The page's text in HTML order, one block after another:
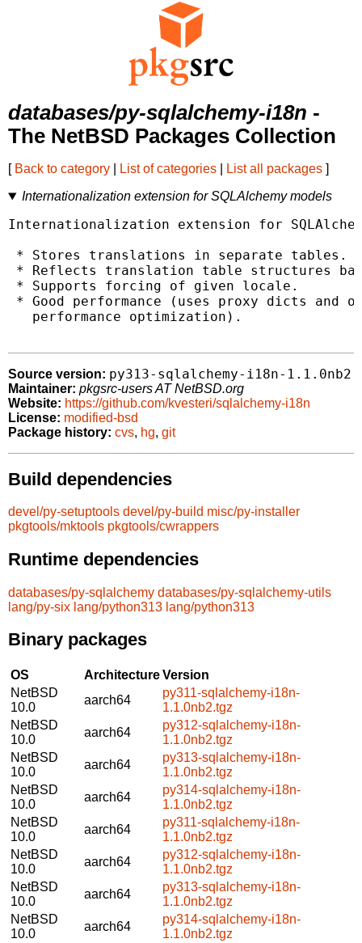
databases/py-sqlalchemy-i18n -
The NetBSD Packages Collection
[ Back to category List of categories List all packages ]
Internationalization extension for SQLAlchemy models
Internationalization extension for
* Stores translations in separate tables.
* Reflects translation table structures
* Supports forcing of given locale.
* Good performance (uses proxy dicts and
   performance optimization).
Source version: py313-sqlalchemy-i18n-1.1.0nb2
Maintainer: pkgsrc-users AT NetBSD.org
Website: https://github.com/kvesteri/sqlalchemy-i18n
License: modified-bsd
Package history: cvs, hg, git
Build dependencies
devel/py-setuptools devel/py-build misc/py-installer
pkgtools/mktools pkgtools/cwrappers
Runtime dependencies
databases/py-sqlalchemy databases/py-sqlalchemy-utils
lang/py-six lang/python313 lang/python313
Binary packages
OS ArchitectureVersion
NetBSD
10.0
aarch64
py311-sqlalchemy-i18n-
1.1.0nb2.tgz
NetBSD
10.0
aarch64
py312-sqlalchemy-i18n-
1.1.0nb2.tgz
NetBSD
10.0
aarch64
py313-sqlalchemy-i18n-
1.1.0nb2.tgz
NetBSD
10.0
aarch64
py314-sqlalchemy-i18n-
1.1.0nb2.tgz
NetBSD
10.0
aarch64
py311-sqlalchemy-i18n-
1.1.0nb2.tgz
NetBSD
10.0
aarch64
py312-sqlalchemy-i18n-
1.1.0nb2.tgz
NetBSD
10.0
aarch64
py313-sqlalchemy-i18n-
1.1.0nb2.tgz
NetBSD
10.0
aarch64
py314-sqlalchemy-i18n-
1.1.0nb2.tgz